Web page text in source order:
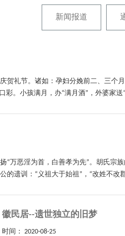
新闻报道
贺礼节。诸如：孕妇分娩前二、三个
彩。小孩满月，办“满月酒”，外婆家
“万恶淫为首，白善孝为先”。胡氏宗
的遗训：“义祖大于始祖”，“改姓不改
徽民居--遗世独立的旧梦
时间： 2020-08-25